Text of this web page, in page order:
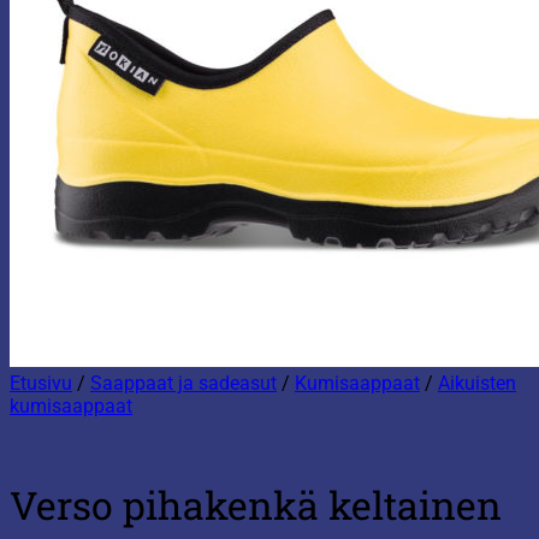
Etusivu / Saappaat ja sadeasut / Kumisaappaat / Aikuisten
kumisaappaat
Verso pihakenkä keltainen